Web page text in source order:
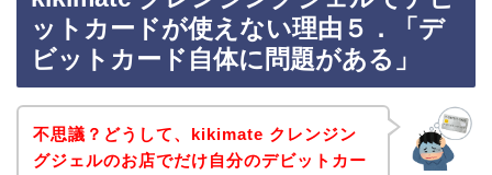
ットカードが使えない理由５．「デ
ビットカード自体に問題がある」
不思議？どうして、kikimate クレンジン
グジェルのお店でだけ自分のデビットカー